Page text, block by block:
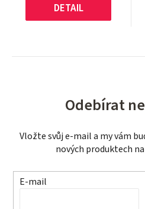
DETAIL
Odebírat
Vložte svůj e-mail a my vám
nových produktech
E-mail